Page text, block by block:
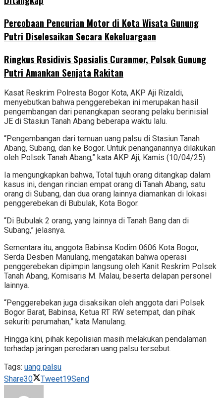
‎Percobaan Pencurian Motor di Kota Wisata Gunung
Putri Diselesaikan Secara Kekeluargaan
Ringkus Residivis Spesialis Curanmor, Polsek Gunung
Putri Amankan Senjata Rakitan
Kasat Reskrim Polresta Bogor Kota, AKP Aji Rizaldi,
menyebutkan bahwa penggerebekan ini merupakan hasil
pengembangan dari penangkapan seorang pelaku berinisial
JE di Stasiun Tanah Abang beberapa waktu lalu.
“Pengembangan dari temuan uang palsu di Stasiun Tanah
Abang, Subang, dan ke Bogor. Untuk penanganannya dilakukan
oleh Polsek Tanah Abang,” kata AKP Aji, Kamis (10/04/25).
Ia mengungkapkan bahwa, Total tujuh orang ditangkap dalam
kasus ini, dengan rincian empat orang di Tanah Abang, satu
orang di Subang, dan dua orang lainnya diamankan di lokasi
penggerebekan di Bubulak, Kota Bogor.
“Di Bubulak 2 orang, yang lainnya di Tanah Bang dan di
Subang,” jelasnya.
Sementara itu, anggota Babinsa Kodim 0606 Kota Bogor,
Serda Desben Manulang, mengatakan bahwa operasi
penggerebekan dipimpin langsung oleh Kanit Reskrim Polsek
Tanah Abang, Komisaris M. Malau, beserta delapan personel
lainnya.
“Penggerebekan juga disaksikan oleh anggota dari Polsek
Bogor Barat, Babinsa, Ketua RT RW setempat, dan pihak
sekuriti perumahan,” kata Manulang.
Hingga kini, pihak kepolisian masih melakukan pendalaman
terhadap jaringan peredaran uang palsu tersebut.
Tags: uang palsu
Share30 Tweet19Send